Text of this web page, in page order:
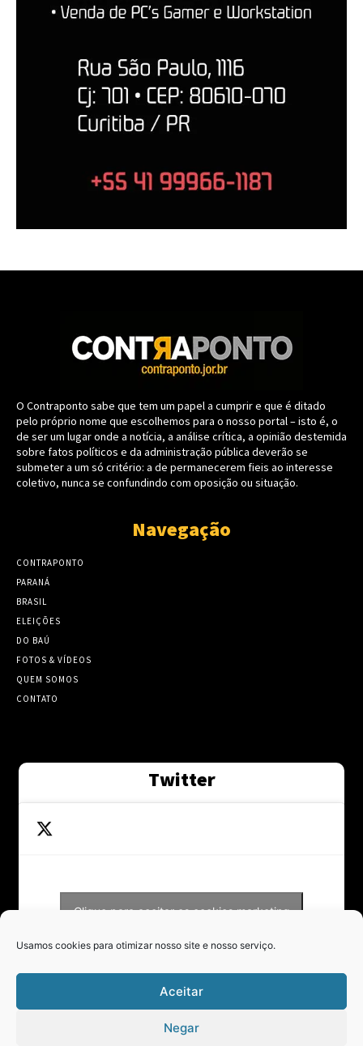
Usamos cookies para otimizar nosso site e nosso serviço.
Aceitar
Negar
O Contraponto sabe que tem um papel a cumprir e que é ditado
pelo próprio nome que escolhemos para o nosso portal – isto é, o
de ser um lugar onde a notícia, a análise crítica, a opinião destemida
sobre fatos políticos e da administração pública deverão se
submeter a um só critério: a de permanecerem fieis ao interesse
coletivo, nunca se confundindo com oposição ou situação.
Navegação
CONTRAPONTO
PARANÁ
BRASIL
ELEIÇÕES
DO BAÚ
FOTOS & VÍDEOS
QUEM SOMOS
CONTATO
Twitter
Clique para aceitar os cookies marketing